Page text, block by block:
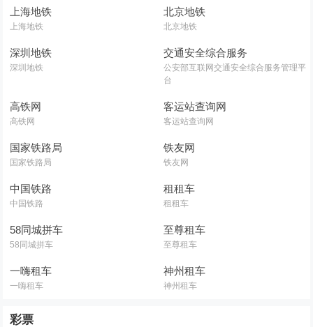
上海地铁
上海地铁
北京地铁
北京地铁
深圳地铁
深圳地铁
交通安全综合服务
公安部互联网交通安全综合服务管理平
台
高铁网
高铁网
客运站查询网
客运站查询网
国家铁路局
国家铁路局
铁友网
铁友网
中国铁路
中国铁路
租租车
租租车
58同城拼车
58同城拼车
至尊租车
至尊租车
一嗨租车
一嗨租车
神州租车
神州租车
彩票